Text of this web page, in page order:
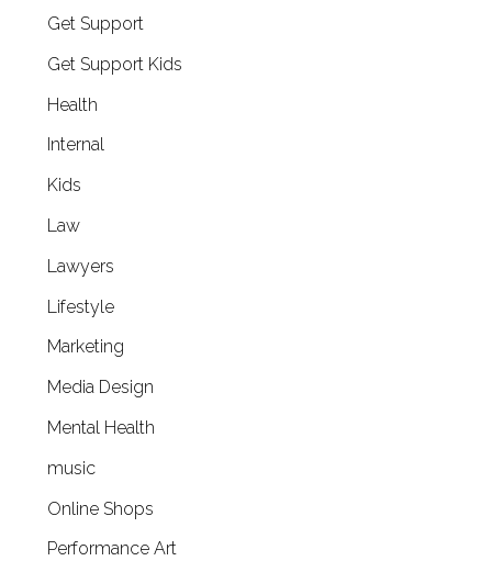
Get Support
Get Support Kids
Health
Internal
Kids
Law
Lawyers
Lifestyle
Marketing
Media Design
Mental Health
music
Online Shops
Performance Art